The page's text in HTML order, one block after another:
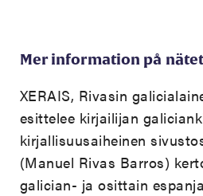
Mer information på
XERAIS, Rivasin
esittelee kirjailijan
kirjallisuusaiheinen
(Manuel Rivas Barros)
galician- ja osittain